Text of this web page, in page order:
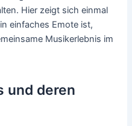
Hier zeigt sich einmal
einfaches Emote ist,
Musikerlebnis im
und deren